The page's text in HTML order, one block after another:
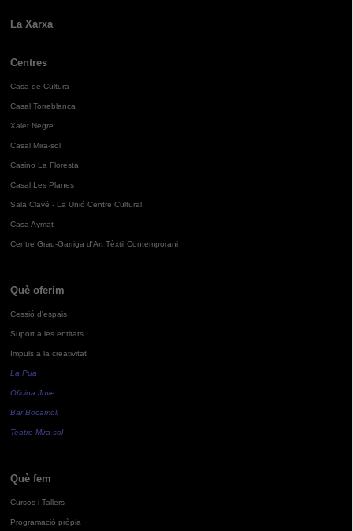
La Xarxa
Centres
Casa de Cultura
Casal Torreblanca
Xalet Negre
Casal Mira-sol
Casino La Floresta
Casal Les Planes
Sala Clavé - La Unió Centre Cultural
Casa Aymat
Centre Grau-Garriga d'Art Tèxtil Contemporani
Què oferim
Cessió d'espais
Suport a les entitats
Impuls a la creativitat
La Pua
Oficina Jove
Bar Bocamoll
Teatre Mira-sol
Què fem
Cursos i Tallers
Programació pròpia